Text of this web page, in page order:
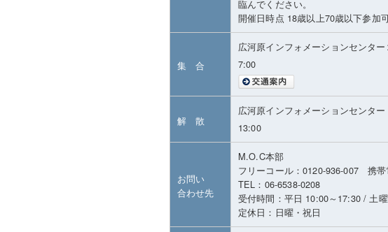
臨んでください。
開催日時点 18歳以上70歳以下参加
集 合
広河原インフォメーションセンタ
7:00
解 散
広河原インフォメーションセンター
13:00
お問い
合わせ先
M.O.C本部
フリーコール：0120-936-007 携帯
TEL：06-6538-0208
受付時間：平日 10:00～17:30 / 土
定休日：日曜・祝日